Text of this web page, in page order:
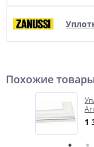
Похожие товары
1